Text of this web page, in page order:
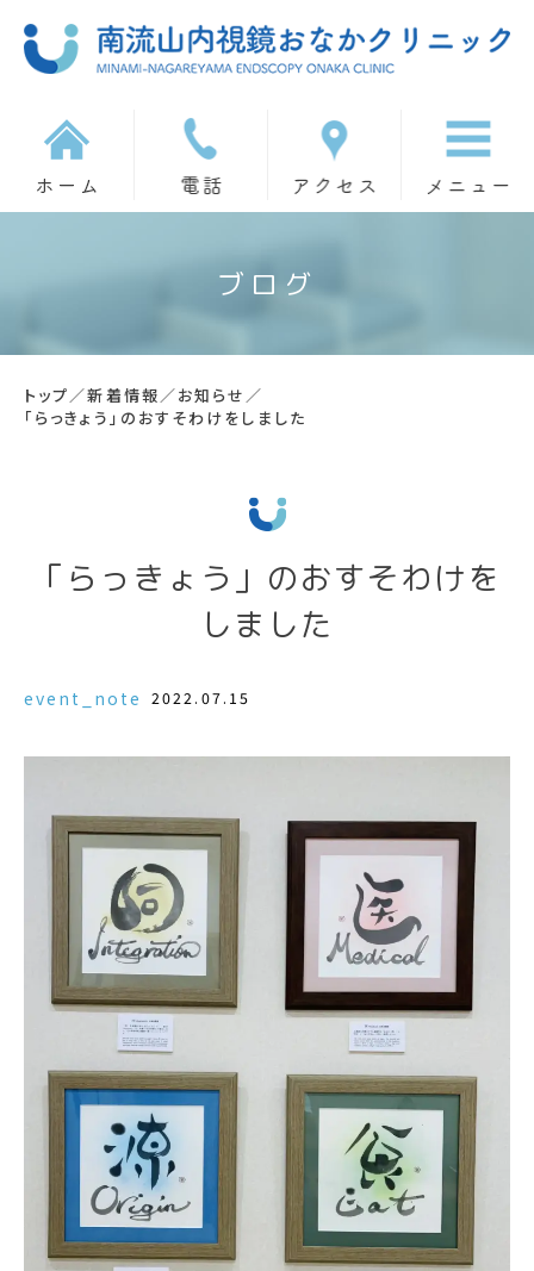
ブログ
トップ／新着情報／お知らせ ／
「らっきょう」のおすそわけをしました
「らっきょう」のおすそわけを
しました
event_note 2022.07.15